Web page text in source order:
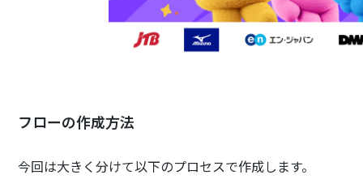
フローの作成方法
今回は大きく分けて以下のプロセスで作成します。